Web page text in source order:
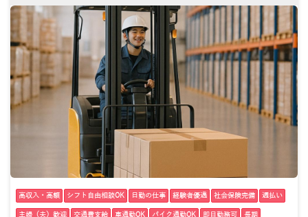
高収入・高額 シフト自由相談OK 日勤の仕事 経験者優遇 社会保険完備 週払い
主婦（夫）歓迎 交通費支給 車通勤OK バイク通勤OK 即日勤務可 長期